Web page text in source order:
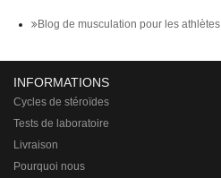
Blog de musculation pour les athlètes
INFORMATIONS
Cycles de stéroïdes
Tests de laboratoire
Livraison
Pourquoi nous